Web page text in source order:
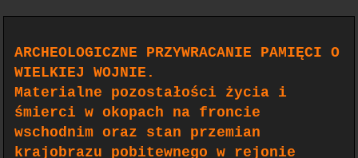
ARCHEOLOGICZNE PRZYWRACANIE PAMIĘCI O
WIELKIEJ WOJNIE.
Materialne pozostałości życia i
śmierci w okopach na froncie
wschodnim oraz stan przemian
krajobrazu pobitewnego w rejonie